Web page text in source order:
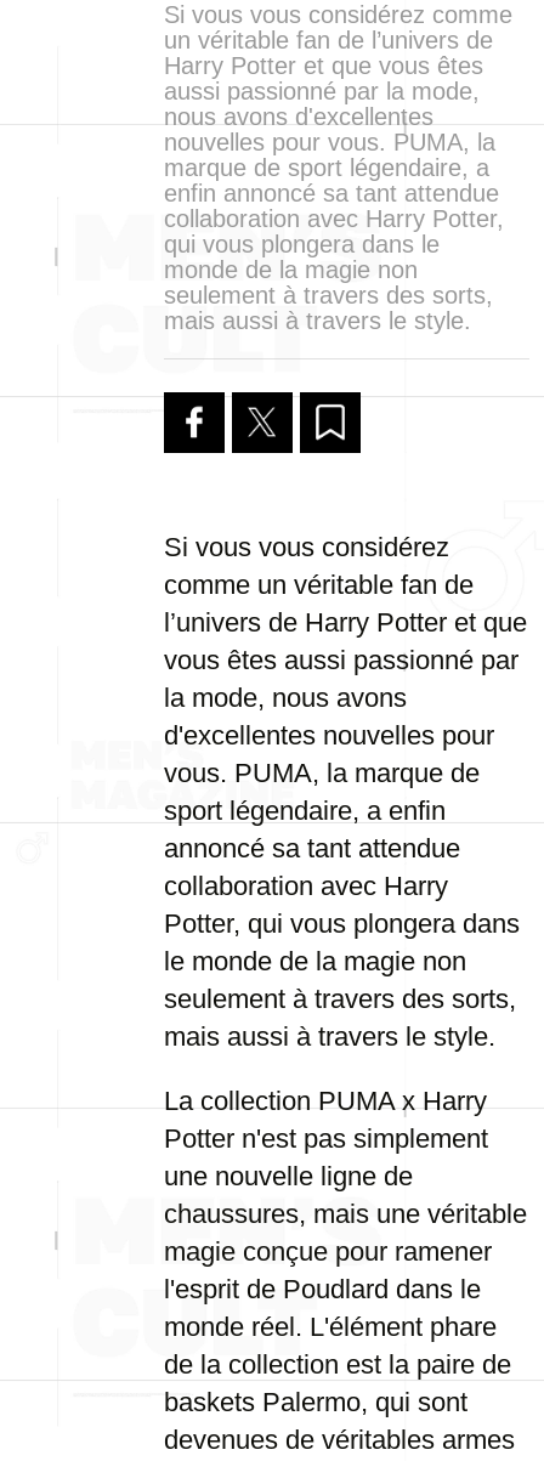
Si vous vous considérez comme
un véritable fan de l’univers de
Harry Potter et que vous êtes
aussi passionné par la mode,
nous avons d'excellentes
nouvelles pour vous. PUMA, la
marque de sport légendaire, a
enfin annoncé sa tant attendue
collaboration avec Harry Potter,
qui vous plongera dans le
monde de la magie non
seulement à travers des sorts,
mais aussi à travers le style.
Si vous vous considérez
comme un véritable fan de
l’univers de Harry Potter et que
vous êtes aussi passionné par
la mode, nous avons
d'excellentes nouvelles pour
vous. PUMA, la marque de
sport légendaire, a enfin
annoncé sa tant attendue
collaboration avec Harry
Potter, qui vous plongera dans
le monde de la magie non
seulement à travers des sorts,
mais aussi à travers le style.
La collection PUMA x Harry
Potter n'est pas simplement
une nouvelle ligne de
chaussures, mais une véritable
magie conçue pour ramener
l'esprit de Poudlard dans le
monde réel. L'élément phare
de la collection est la paire de
baskets Palermo, qui sont
devenues de véritables armes